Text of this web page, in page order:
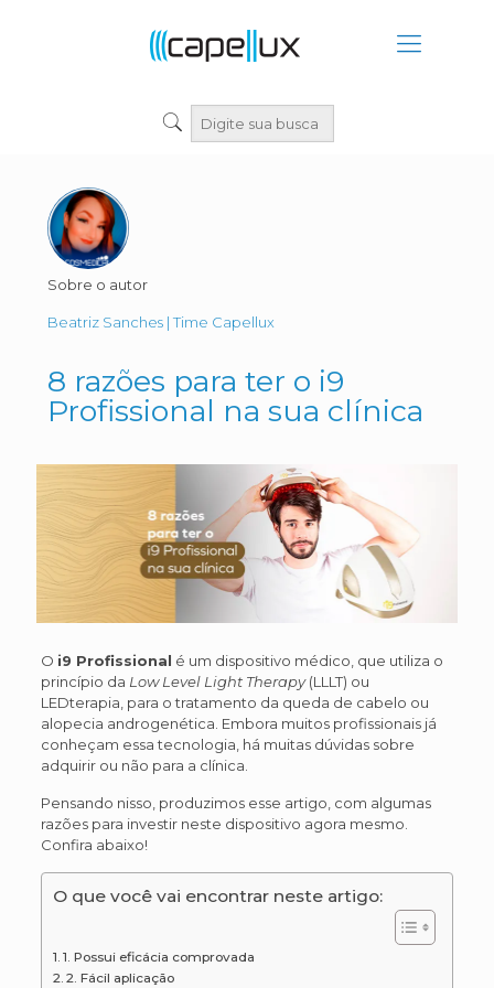
Sobre o autor
Beatriz Sanches | Time Capellux
8 razões para ter o i9
Profissional na sua clínica
O i9 Profissional é um dispositivo médico, que utiliza o
princípio da Low Level Light Therapy(LLLT) ou
LEDterapia, para o tratamento da queda de cabelo ou
alopecia androgenética. Embora muitos profissionais já
conheçam essa tecnologia, há muitas dúvidas sobre
adquirir ou não para a clínica.
Pensando nisso, produzimos esse artigo, com algumas
razões para investir neste dispositivo agora mesmo.
Confira abaixo!
O que você vai encontrar neste artigo:
1. Possui eficácia comprovada
2. Fácil aplicação